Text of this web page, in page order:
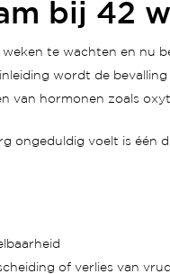
bij 42
te wachten en nu
wordt de
van hormonen zoals
ongeduldig voelt is één
of verlies van